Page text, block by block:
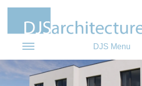
DJS Menu